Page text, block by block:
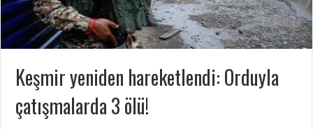
Keşmir yeniden hareketlendi: Orduyla
çatışmalarda 3 ölü!